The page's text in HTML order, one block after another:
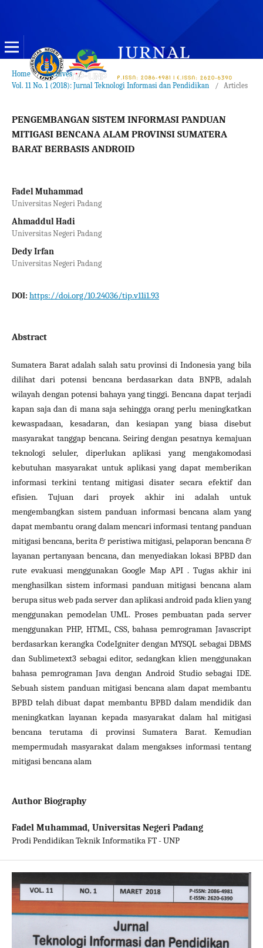
Home / Archives
/
Vol. 11 No. 1 (2018): Jurnal Teknologi Informasi dan Pendidikan
/ Articles
PENGEMBANGAN SISTEM INFORMASI PANDUAN
MITIGASI BENCANA ALAM PROVINSI SUMATERA
BARAT BERBASIS ANDROID
Fadel Muhammad
Universitas Negeri Padang
Ahmaddul Hadi
Universitas Negeri Padang
Dedy Irfan
Universitas Negeri Padang
DOI: https://doi.org/10.24036/tip.v11i1.93
Abstract
Sumatera Barat adalah salah satu provinsi di Indonesia yang bila
dilihat dari potensi bencana berdasarkan data BNPB, adalah
wilayah dengan potensi bahaya yang tinggi. Bencana dapat terjadi
kapan saja dan di mana saja sehingga orang perlu meningkatkan
kewaspadaan, kesadaran, dan kesiapan yang biasa disebut
masyarakat tanggap bencana. Seiring dengan pesatnya kemajuan
teknologi seluler, diperlukan aplikasi yang mengakomodasi
kebutuhan masyarakat untuk aplikasi yang dapat memberikan
informasi terkini tentang mitigasi disater secara efektif dan
efisien. Tujuan dari proyek akhir ini adalah untuk
mengembangkan sistem panduan informasi bencana alam yang
dapat membantu orang dalam mencari informasi tentang panduan
mitigasi bencana, berita & peristiwa mitigasi, pelaporan bencana &
layanan pertanyaan bencana, dan menyediakan lokasi BPBD dan
rute evakuasi menggunakan Google Map API . Tugas akhir ini
menghasilkan sistem informasi panduan mitigasi bencana alam
berupa situs web pada server dan aplikasi android pada klien yang
menggunakan pemodelan UML. Proses pembuatan pada server
menggunakan PHP, HTML, CSS, bahasa pemrograman Javascript
berdasarkan kerangka CodeIgniter dengan MYSQL sebagai DBMS
dan Sublimetext3 sebagai editor, sedangkan klien menggunakan
bahasa pemrograman Java dengan Android Studio sebagai IDE.
Sebuah sistem panduan mitigasi bencana alam dapat membantu
BPBD telah dibuat dapat membantu BPBD dalam mendidik dan
meningkatkan layanan kepada masyarakat dalam hal mitigasi
bencana terutama di provinsi Sumatera Barat. Kemudian
mempermudah masyarakat dalam mengakses informasi tentang
mitigasi bencana alam
Author Biography
Fadel Muhammad, Universitas Negeri Padang
Prodi Pendidikan Teknik Informatika FT - UNP